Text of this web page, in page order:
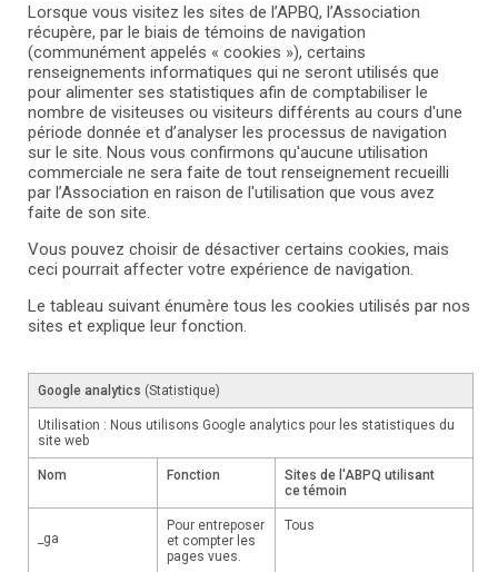
Lorsque vous visitez les sites de l’APBQ, l’Association
récupère, par le biais de témoins de navigation
(communément appelés « cookies »), certains
renseignements informatiques qui ne seront utilisés que
pour alimenter ses statistiques afin de comptabiliser le
nombre de visiteuses ou visiteurs différents au cours d'une
période donnée et d’analyser les processus de navigation
sur le site. Nous vous confirmons qu'aucune utilisation
commerciale ne sera faite de tout renseignement recueilli
par l’Association en raison de l'utilisation que vous avez
faite de son site.
Vous pouvez choisir de désactiver certains cookies, mais
ceci pourrait affecter votre expérience de navigation.
Le tableau suivant énumère tous les cookies utilisés par nos
sites et explique leur fonction.
Google analytics (Statistique)
Utilisation : Nous utilisons Google analytics pour les statistiques du
site web
Nom Fonction
Sites de l'ABPQ utilisant
ce témoin
_ga
Pour entreposer
et compter les
pages vues.
Tous